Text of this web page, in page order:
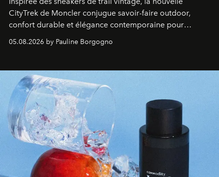
CityTrek de Moncler conjugue savoir-faire outdoor,
confort durable et élégance contemporaine pour
05.08.2026 by Pauline Borgogno